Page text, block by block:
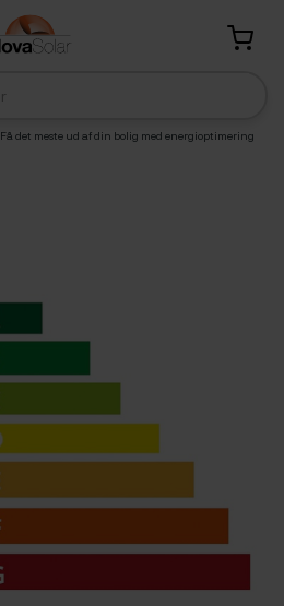
Få det meste ud af din bolig med energioptimering